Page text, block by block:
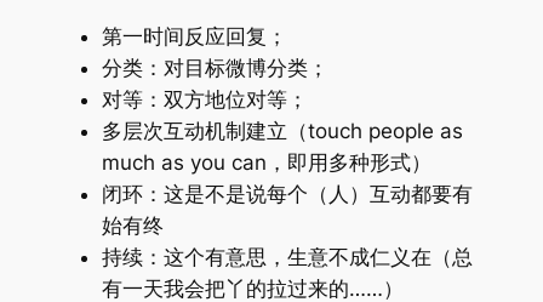
第一时间反应回复；
分类：对目标微博分类；
对等：双方地位对等；
多层次互动机制建立（touch people as
much as you can，即用多种形式）
闭环：这是不是说每个（人）互动都要有
始有终
持续：这个有意思，生意不成仁义在（总
有一天我会把丫的拉过来的……）